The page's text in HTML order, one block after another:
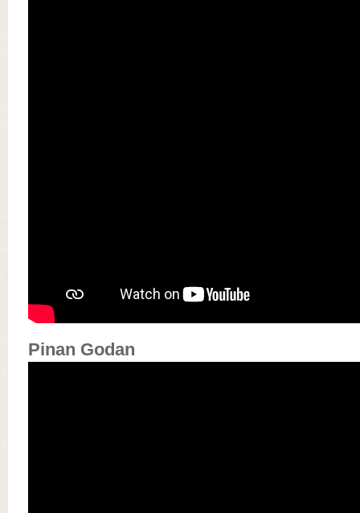
Pinan Godan